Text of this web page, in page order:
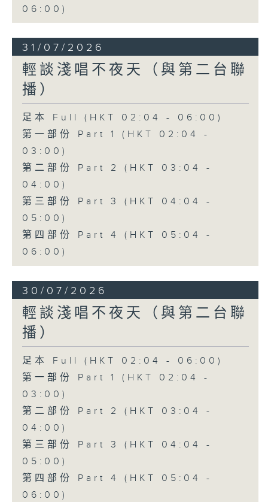
06:00)
31/07/2026
輕談淺唱不夜天（與第二台聯
播）
足本 Full (HKT 02:04 - 06:00)
第一部份 Part 1 (HKT 02:04 -
03:00)
第二部份 Part 2 (HKT 03:04 -
04:00)
第三部份 Part 3 (HKT 04:04 -
05:00)
第四部份 Part 4 (HKT 05:04 -
06:00)
30/07/2026
輕談淺唱不夜天（與第二台聯
播）
足本 Full (HKT 02:04 - 06:00)
第一部份 Part 1 (HKT 02:04 -
03:00)
第二部份 Part 2 (HKT 03:04 -
04:00)
第三部份 Part 3 (HKT 04:04 -
05:00)
第四部份 Part 4 (HKT 05:04 -
06:00)